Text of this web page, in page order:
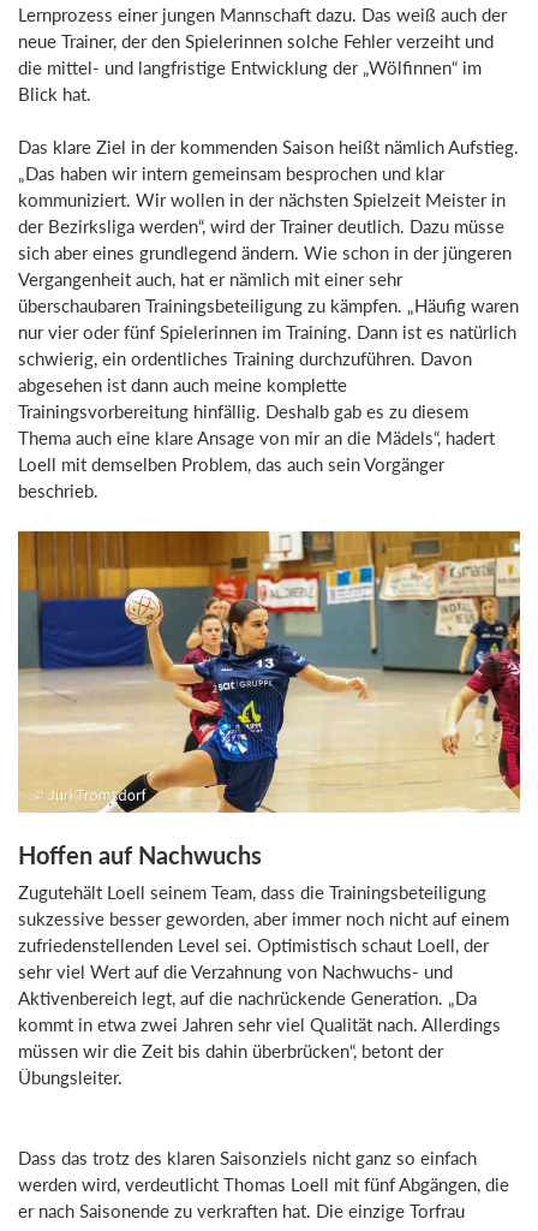
Lernprozess einer jungen Mannschaft dazu. Das weiß auch der
neue Trainer, der den Spielerinnen solche Fehler verzeiht und
die mittel- und langfristige Entwicklung der „Wölfinnen“ im
Blick hat.
Das klare Ziel in der kommenden Saison heißt nämlich Aufstieg.
„Das haben wir intern gemeinsam besprochen und klar
kommuniziert. Wir wollen in der nächsten Spielzeit Meister in
der Bezirksliga werden“, wird der Trainer deutlich. Dazu müsse
sich aber eines grundlegend ändern. Wie schon in der jüngeren
Vergangenheit auch, hat er nämlich mit einer sehr
überschaubaren Trainingsbeteiligung zu kämpfen. „Häufig waren
nur vier oder fünf Spielerinnen im Training. Dann ist es natürlich
schwierig, ein ordentliches Training durchzuführen. Davon
abgesehen ist dann auch meine komplette
Trainingsvorbereitung hinfällig. Deshalb gab es zu diesem
Thema auch eine klare Ansage von mir an die Mädels“, hadert
Loell mit demselben Problem, das auch sein Vorgänger
beschrieb.
Hoffen auf Nachwuchs
Zugutehält Loell seinem Team, dass die Trainingsbeteiligung
sukzessive besser geworden, aber immer noch nicht auf einem
zufriedenstellenden Level sei. Optimistisch schaut Loell, der
sehr viel Wert auf die Verzahnung von Nachwuchs- und
Aktivenbereich legt, auf die nachrückende Generation. „Da
kommt in etwa zwei Jahren sehr viel Qualität nach. Allerdings
müssen wir die Zeit bis dahin überbrücken“, betont der
Übungsleiter.
Dass das trotz des klaren Saisonziels nicht ganz so einfach
werden wird, verdeutlicht Thomas Loell mit fünf Abgängen, die
er nach Saisonende zu verkraften hat. Die einzige Torfrau